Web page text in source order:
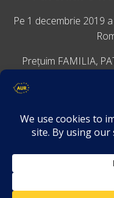
Pe 1 decembrie 2019
Prețuim FAMILIA,
VINO
Descarcă
Termeni și